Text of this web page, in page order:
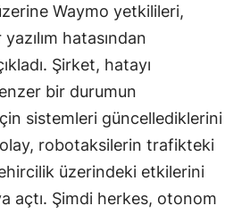
Waymo yetkilileri,
hatasından
Şirket, hatayı
bir durumun
sistemleri güncellediklerini
robotaksilerin trafikteki
üzerindeki etkilerini
açtı. Şimdi herkes, otonom